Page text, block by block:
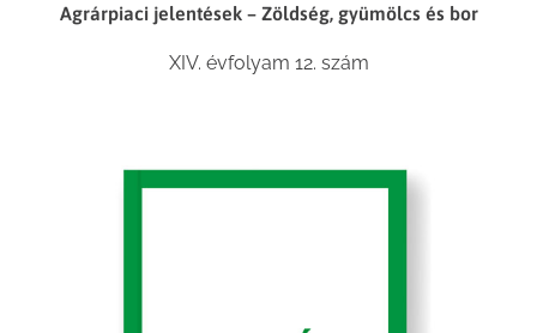
Agrárpiaci jelentések – Zöldség, gyümölcs és bor
XIV. évfolyam 12. szám